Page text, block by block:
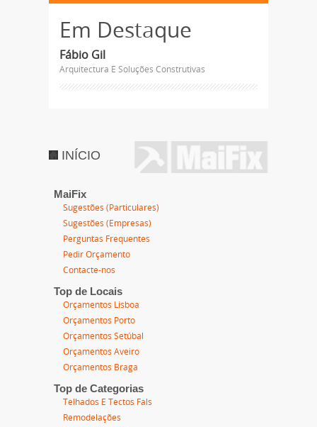
Em Destaque
Fábio Gil
Arquitectura E Soluções Construtivas
INÍCIO
MaiFix
Sugestões (Particulares)
Sugestões (Empresas)
Perguntas Frequentes
Pedir Orçamento
Contacte-nos
Top de Locais
Orçamentos Lisboa
Orçamentos Porto
Orçamentos Setúbal
Orçamentos Aveiro
Orçamentos Braga
Top de Categorias
Telhados E Tectos Fals
Remodelações